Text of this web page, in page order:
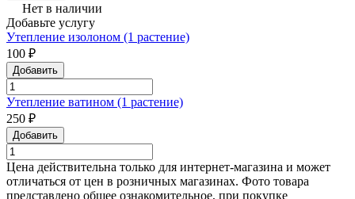
Нет в наличии
Добавьте услугу
Утепление изолоном (1 растение)
100 ₽
Добавить
Утепление ватином (1 растение)
250 ₽
Добавить
Цена действительна только для интернет-магазина и может
отличаться от цен в розничных магазинах. Фото товара
представлено общее ознакомительное, при покупке